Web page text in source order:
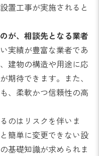
置工事が実施されると
が、相談先となる業者
実績が豊富な業者であ
建物の構造や用途に応
期待できます。また、
、柔軟かつ信頼性の高
のはリスクを伴いま
簡単に変更できない設
基礎知識が求められま